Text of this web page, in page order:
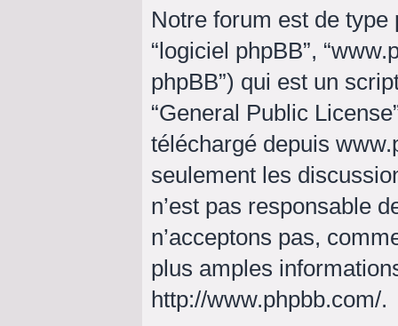
Notre forum est de type
“logiciel phpBB”,
phpBB”) qui est un
“General Public License
téléchargé depuis
seulement les
n’est pas responsable
n’acceptons pas,
plus amples
http://www.phpbb.com/.